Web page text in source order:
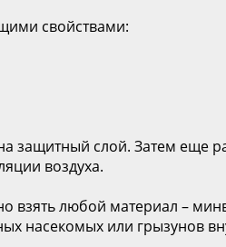
свойствами:
защитный слой. Затем еще
воздуха.
взять любой материал –
насекомых или грызунов